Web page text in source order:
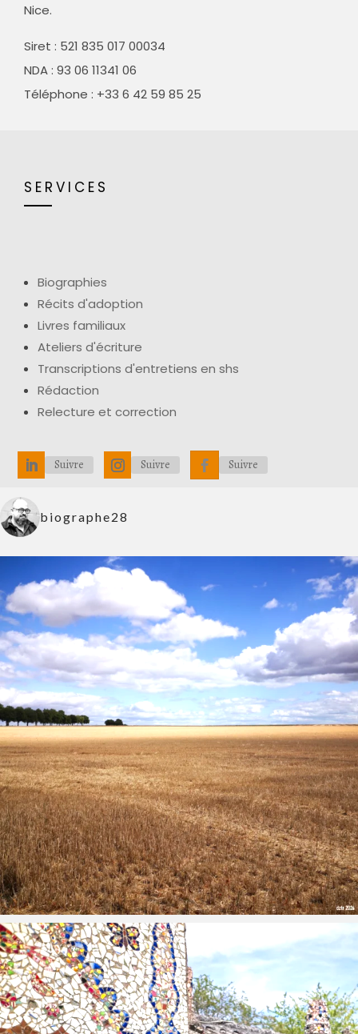
Nice.
Siret : 521 835 017 00034
NDA : 93 06 11341 06
Téléphone : +33 6 42 59 85 25
SERVICES
Biographies
Récits d'adoption
Livres familiaux
Ateliers d'écriture
Transcriptions d'entretiens en shs
Rédaction
Relecture et correction
Suivre Suivre Suivre
biographe28